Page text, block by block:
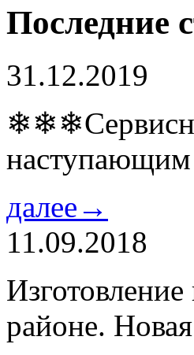
Последние
31.12.2019
далее→
11.09.2018
районе.